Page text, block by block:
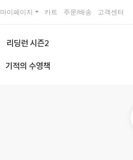
마이페이지 카트 주문/배송 고객센터
리딩런 시즌2
기적의 수영책